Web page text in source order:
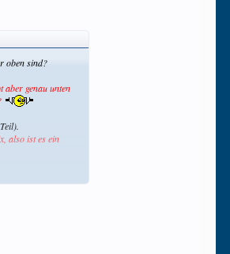
oben sind?
aber genau unten
also ist es ein